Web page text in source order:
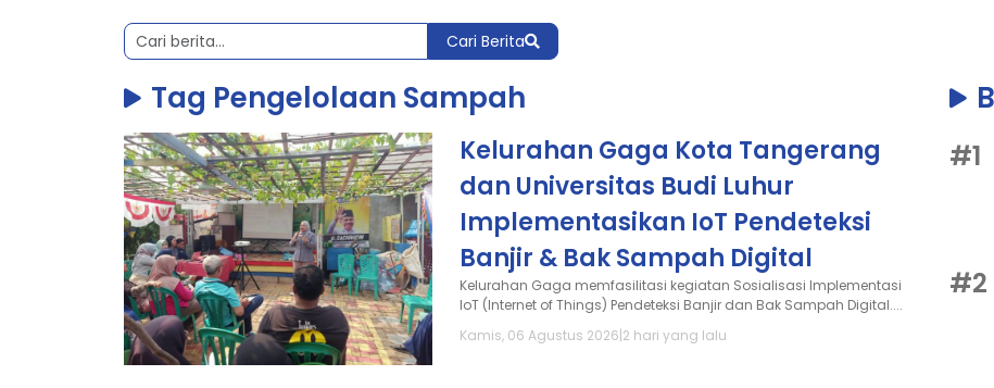
Cari Berita
Tag Pengelolaan Sampah
Kelurahan Gaga Kota Tangerang
dan Universitas Budi Luhur
Implementasikan IoT Pendeteksi
Banjir & Bak Sampah Digital
Kelurahan Gaga memfasilitasi kegiatan Sosialisasi Implementasi
IoT (Internet of Things) Pendeteksi Banjir dan Bak Sampah Digital....
Kamis, 06 Agustus 2026 2 hari yang lalu
#1
#2